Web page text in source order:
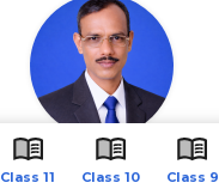
Class 11 Class 10 Class 9
Rabbi Masrur